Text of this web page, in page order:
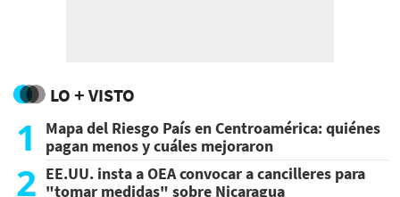
LO + VISTO
1
Mapa del Riesgo País en Centroamérica: quiénes
pagan menos y cuáles mejoraron
2 EE.UU. insta a OEA convocar a cancilleres para
"tomar medidas" sobre Nicaragua